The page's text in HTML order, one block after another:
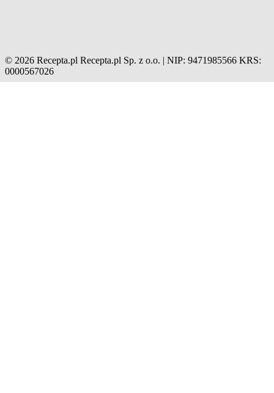
© 2026 Recepta.pl Recepta.pl Sp. z o.o. | NIP: 9471985566 KRS:
0000567026